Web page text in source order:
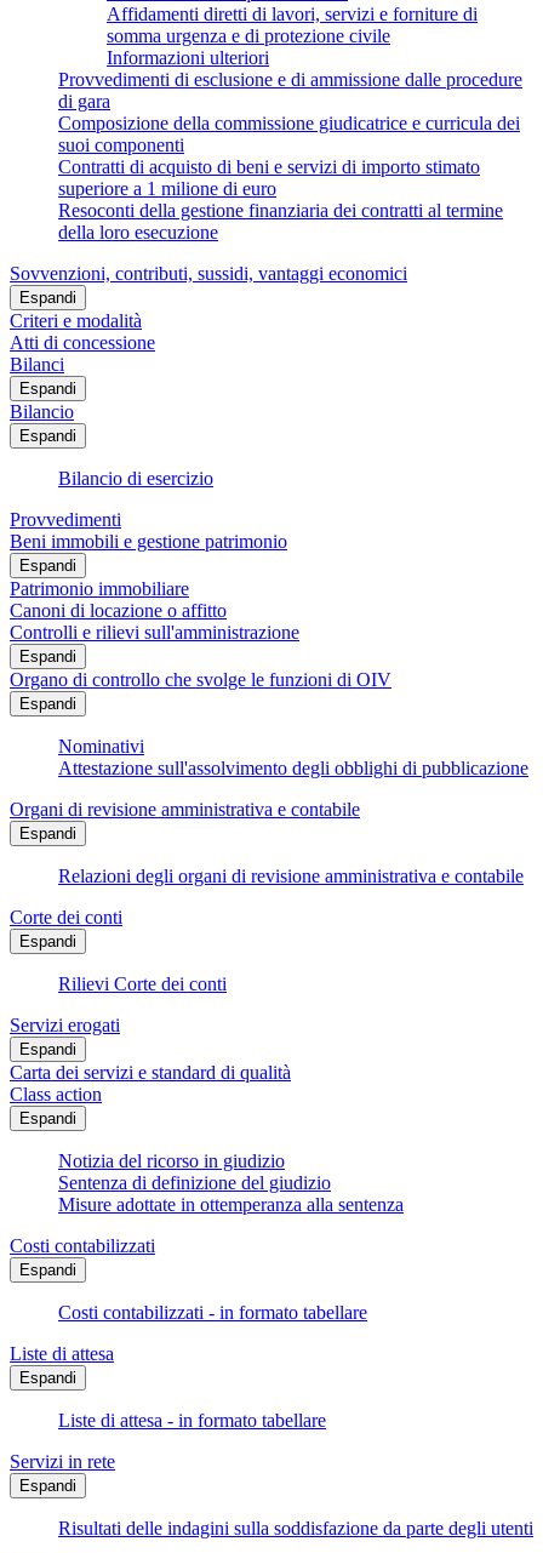
Affidamenti diretti di lavori, servizi e forniture di
somma urgenza e di protezione civile
Informazioni ulteriori
Provvedimenti di esclusione e di ammissione dalle procedure
di gara
Composizione della commissione giudicatrice e curricula dei
suoi componenti
Contratti di acquisto di beni e servizi di importo stimato
superiore a 1 milione di euro
Resoconti della gestione finanziaria dei contratti al termine
della loro esecuzione
Sovvenzioni, contributi, sussidi, vantaggi economici
Espandi
Criteri e modalità
Atti di concessione
Bilanci
Espandi
Bilancio
Espandi
Bilancio di esercizio
Provvedimenti
Beni immobili e gestione patrimonio
Espandi
Patrimonio immobiliare
Canoni di locazione o affitto
Controlli e rilievi sull'amministrazione
Espandi
Organo di controllo che svolge le funzioni di OIV
Espandi
Nominativi
Attestazione sull'assolvimento degli obblighi di pubblicazione
Organi di revisione amministrativa e contabile
Espandi
Relazioni degli organi di revisione amministrativa e contabile
Corte dei conti
Espandi
Rilievi Corte dei conti
Servizi erogati
Espandi
Carta dei servizi e standard di qualità
Class action
Espandi
Notizia del ricorso in giudizio
Sentenza di definizione del giudizio
Misure adottate in ottemperanza alla sentenza
Costi contabilizzati
Espandi
Costi contabilizzati - in formato tabellare
Liste di attesa
Espandi
Liste di attesa - in formato tabellare
Servizi in rete
Espandi
Risultati delle indagini sulla soddisfazione da parte degli utenti